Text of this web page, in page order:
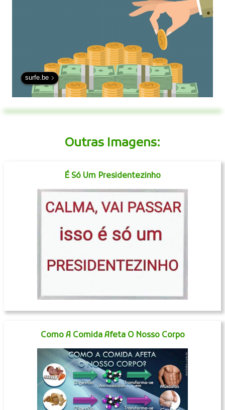
surfe.be
Outras Imagens:
É Só Um Presidentezinho
Como A Comida Afeta O Nosso Corpo